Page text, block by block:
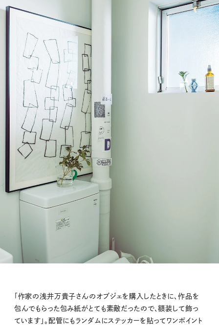
「作家の浅井万貴子さんのオブジェを購入したときに、作品を
包んでもらった包み紙がとても素敵だったので、額装して飾っ
ています」。配管にもランダムにステッカーを貼ってワンポイント